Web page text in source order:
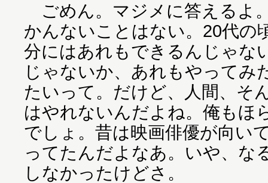
ごめん。マジメに答えるよ
かんないことはない。20代の
分にはあれもできるんじゃな
じゃないか、あれもやってみ
たいって。だけど、人間、そ
はやれないんだよね。俺もほ
でしょ。昔は映画俳優が向い
ってたんだよなあ。いや、な
しなかったけどさ。